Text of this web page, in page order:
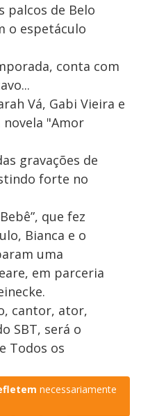
palcos de Belo
o espetáculo
conta com
Vá, Gabi Vieira e
novela "Amor
gravações de
forte no
que fez
Bianca e o
uma
em parceria
cantor, ator,
SBT, será o
Todos os
necessariamente